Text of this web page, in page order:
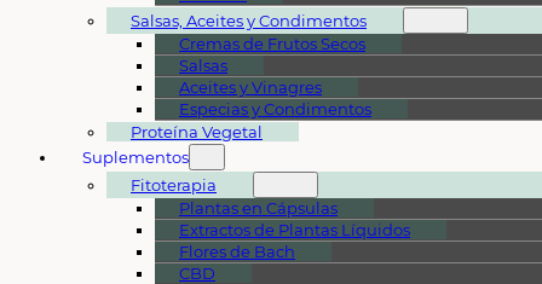
Salsas, Aceites y Condimentos
Cremas de Frutos Secos
Salsas
Aceites y Vinagres
Especias y Condimentos
Proteína Vegetal
Suplementos
Fitoterapia
Plantas en Cápsulas
Extractos de Plantas Líquidos
Flores de Bach
CBD